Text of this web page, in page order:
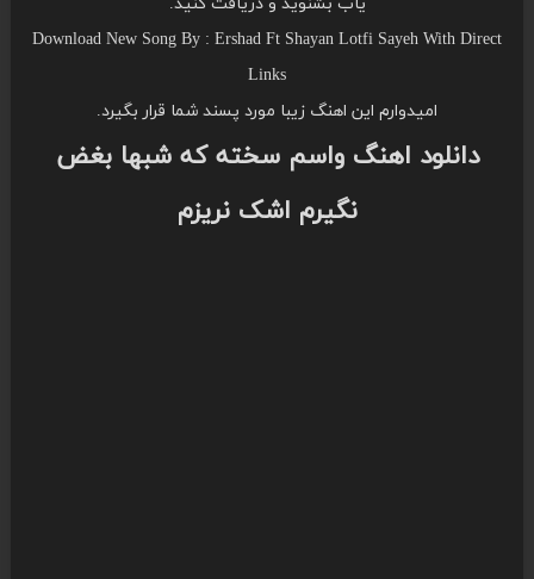
Download New Song By : Ershad Ft Shayan Lotfi Sayeh With Direct
Links
امیدوارم این اهنگ زیبا مورد پسند شما قرار بگیرد.
دانلود اهنگ واسم سخته که شبها بغض
نگیرم اشک نریزم